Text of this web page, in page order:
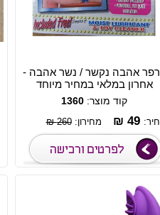
אהבה נקשר / נשר אהבה -
אחרון במלאי במחיר מיוחד
קוד מוצר: 1360
49 ₪ מחירון:260 ₪